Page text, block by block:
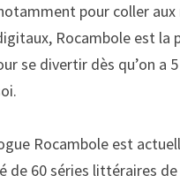
pour coller aux
Rocambole est la
se divertir dès qu’on a
Rocambole est
de 60 séries littéraires